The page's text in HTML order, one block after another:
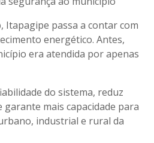
Itapagipe passa a contar com
energético. Antes,
era atendida por apenas
do sistema, reduz
mais capacidade para
industrial e rural da